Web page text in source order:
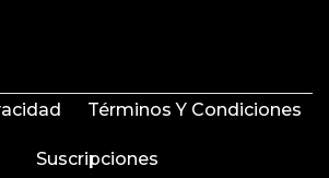
Términos Y Condiciones
Suscripciones